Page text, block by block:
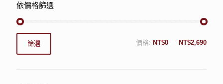
依價格篩選
篩選 價格: NT$0 — NT$2,690